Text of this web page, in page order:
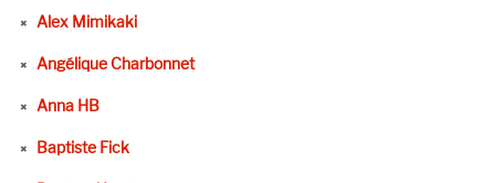
Alex Mimikaki
Angélique Charbonnet
Anna HB
Baptiste Fick